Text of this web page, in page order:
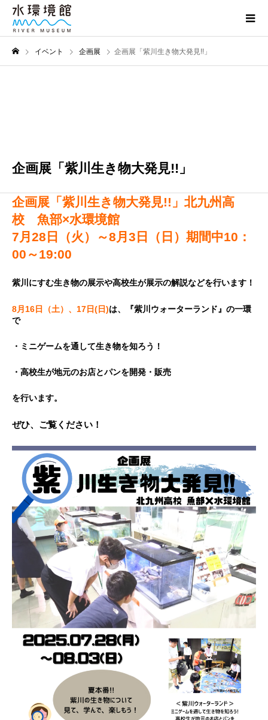
イベント 企画展 企画展「紫川生き物大発見!!」
企画展「紫川生き物大発見!!」
企画展「紫川生き物大発見!!」北九州高
校 魚部×水環境館
7 月28日（火）～8 月3 日（日）期間中10：
00～19:00
紫川にすむ生き物の展示や高校生が展示の解説などを行います！
8月16日（土）、17日(日)は、『紫川ウォーターランド』の一環
で
・ミニゲームを通して生き物を知ろう！
・高校生が地元のお店とパンを開発・販売
を行います。
ぜひ、ご覧ください！